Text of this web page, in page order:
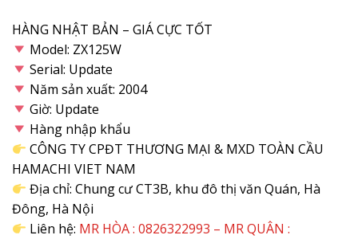
HÀNG NHẬT BẢN – GIÁ CỰC TỐT
Model: ZX125W
Serial: Update
Năm sản xuất: 2004
Giờ: Update
Hàng nhập khẩu
CÔNG TY CPĐT THƯƠNG MẠI & MXD TOÀN CẦU
HAMACHI VIET NAM
Địa chỉ: Chung cư CT3B, khu đô thị văn Quán, Hà
Đông, Hà Nội
Liên hệ: MR HÒA : 0826322993 – MR QUÂN :